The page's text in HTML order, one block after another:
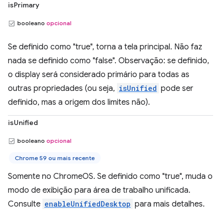
isPrimary
booleano opcional
Se definido como "true", torna a tela principal. Não faz
nada se definido como "false". Observação: se definido,
o display será considerado primário para todas as
outras propriedades (ou seja, isUnified pode ser
definido, mas a origem dos limites não).
isUnified
booleano opcional
Chrome 59 ou mais recente
Somente no ChromeOS. Se definido como "true", muda o
modo de exibição para área de trabalho unificada.
Consulte enableUnifiedDesktop para mais detalhes.